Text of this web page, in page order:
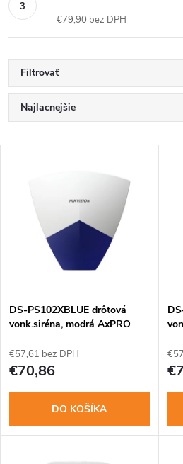
€79,90 bez DPH
Filtrovať
R
a
e
p
r
o
Najlacnejšie
s
p
r
d
DS-PS102XBLUE drôtová
vonk.siréna, modrá AxPRO
€57,61 bez DPH
€70,86
DO KOŠÍKA